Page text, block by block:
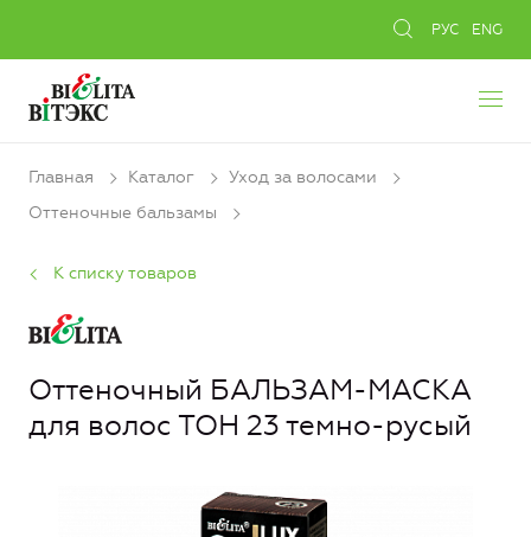
РУС ENG
Главная Каталог
Уход за волосами
Оттеночные бальзамы
К списку товаров
Оттеночный БАЛЬЗАМ-МАСКА
для волос ТОН 23 темно-русый